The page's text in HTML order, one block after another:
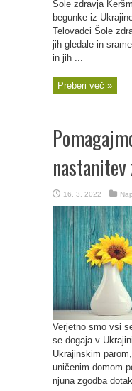
Šole zdravja
begunke iz
Telovadci Šole
jih gledale in
in jih ...
Preberi več »
16. 3. 2022
Verjetno smo vsi
se dogaja v
Ukrajinskim
uničenim domom
njuna zgodba